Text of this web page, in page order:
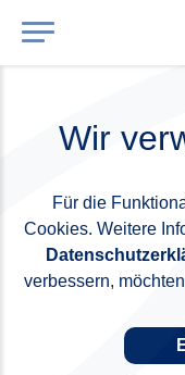
Wir
Für die
Cookies. Weitere
verbessern,